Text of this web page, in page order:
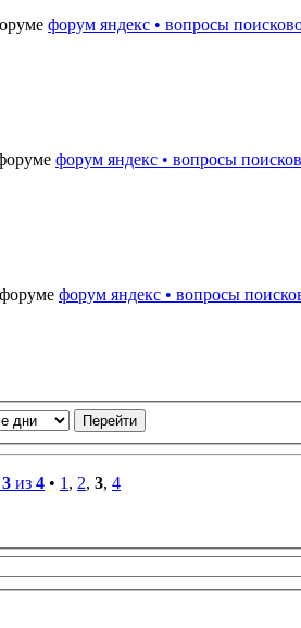
форум яндекс • вопросы
форум яндекс • вопросы
форум яндекс • вопросы
3 из 4 • 1 , 2, 3, 4